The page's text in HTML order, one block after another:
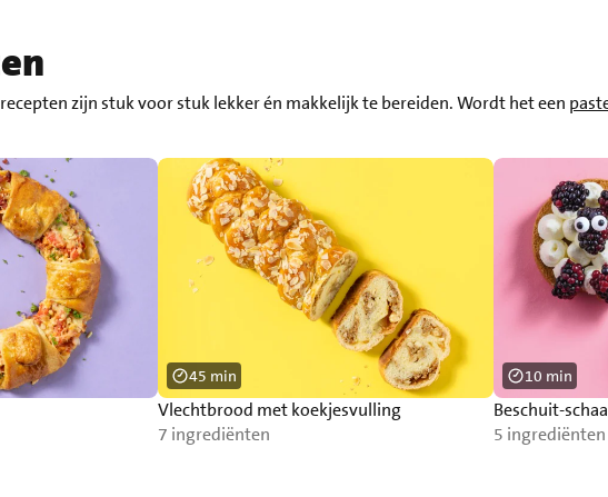
zijn stuk voor stuk lekker én makkelijk te bereiden. Wordt het een
Vlechtbrood met koekjesvulling
7 ingrediënten
45 min
Beschuit-
5 ingrediënten
10 min